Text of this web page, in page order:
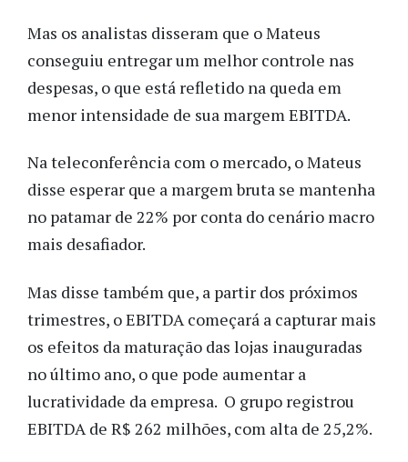
Mas os analistas disseram que o Mateus
conseguiu entregar um melhor controle nas
despesas, o que está refletido na queda em
menor intensidade de sua margem EBITDA.
Na teleconferência com o mercado, o Mateus
disse esperar que a margem bruta se mantenha
no patamar de 22% por conta do cenário macro
mais desafiador.
Mas disse também que, a partir dos próximos
trimestres, o EBITDA começará a capturar mais
os efeitos da maturação das lojas inauguradas
no último ano, o que pode aumentar a
lucratividade da empresa. O grupo registrou
EBITDA de R$ 262 milhões, com alta de 25,2%.